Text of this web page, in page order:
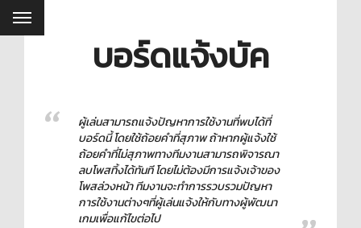
บอร์ดแจ้งบัค
ผู้เล่นสามารถแจ้งปัญหาการใช้งานที่พบได้ที่
บอร์ดนี้ โดยใช้ถ้อยคำที่สุภาพ ถ้าหากผู้แจ้งใช้
ถ้อยคำที่ไม่สุภาพทางทีมงานสามารถพิจารณา
ลบโพสทิ้งได้ทันที โดยไม่ต้องมีการแจ้งเจ้าของ
โพสล่วงหน้า ทีมงานจะทำการรวบรวมปัญหา
การใช้งานต่างๆที่ผู้เล่นแจ้งให้กับทางผู้พัฒนา
เกมเพื่อแก้ไขต่อไป